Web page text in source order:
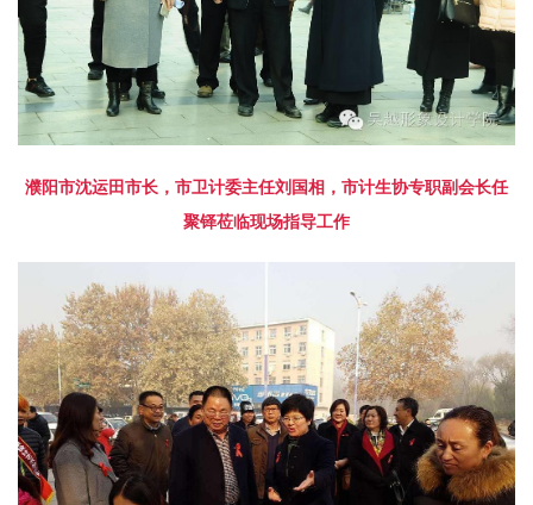
濮阳市沈运田市长，市卫计委主任刘国相，市计生协专职副会长任
聚铎莅临现场指导工作